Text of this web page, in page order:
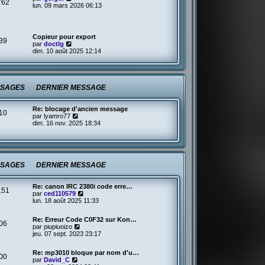
e
n
i
e
m
e
s
s
a
g
e
o
d
e
r
n
i
e
m
e
s
s
a
g
lun. 09 mars 2026 06:13
Copieur pour export
par doctlg
o
i
r
l
d
r
n
i
e
m
e
s
a
e
dim. 10 août 2025 12:14
DERNIER MESSAGE
Re: blocage d'ancien message
par lyamro77
o
r
l
e
e
n
i
e
r
s
s
a
e
dim. 16 nov. 2025 18:34
DERNIER MESSAGE
Re: canon IRC 2380i code erre…
par ced110579
o
l
d
n
lun. 18 août 2025 11:33
Re: Erreur Code C0F32 sur Kon…
par piupiuoizo
o
l
jeu. 07 sept. 2023 23:17
Re: mp3010 bloque par nom d'u…
par David_C